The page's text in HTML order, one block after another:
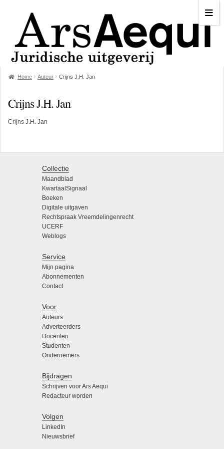
Home Auteur Crijns J.H. Jan
Crijns J.H. Jan
Crijns J.H. Jan
Collectie
Maandblad
KwartaalSignaal
Boeken
Digitale uitgaven
Rechtspraak Vreemdelingenrecht
UCERF
Weblogs
Service
Mijn pagina
Abonnementen
Contact
Voor
Auteurs
Adverteerders
Docenten
Studenten
Ondernemers
Bijdragen
Schrijven voor Ars Aequi
Redacteur worden
Volgen
LinkedIn
Nieuwsbrief